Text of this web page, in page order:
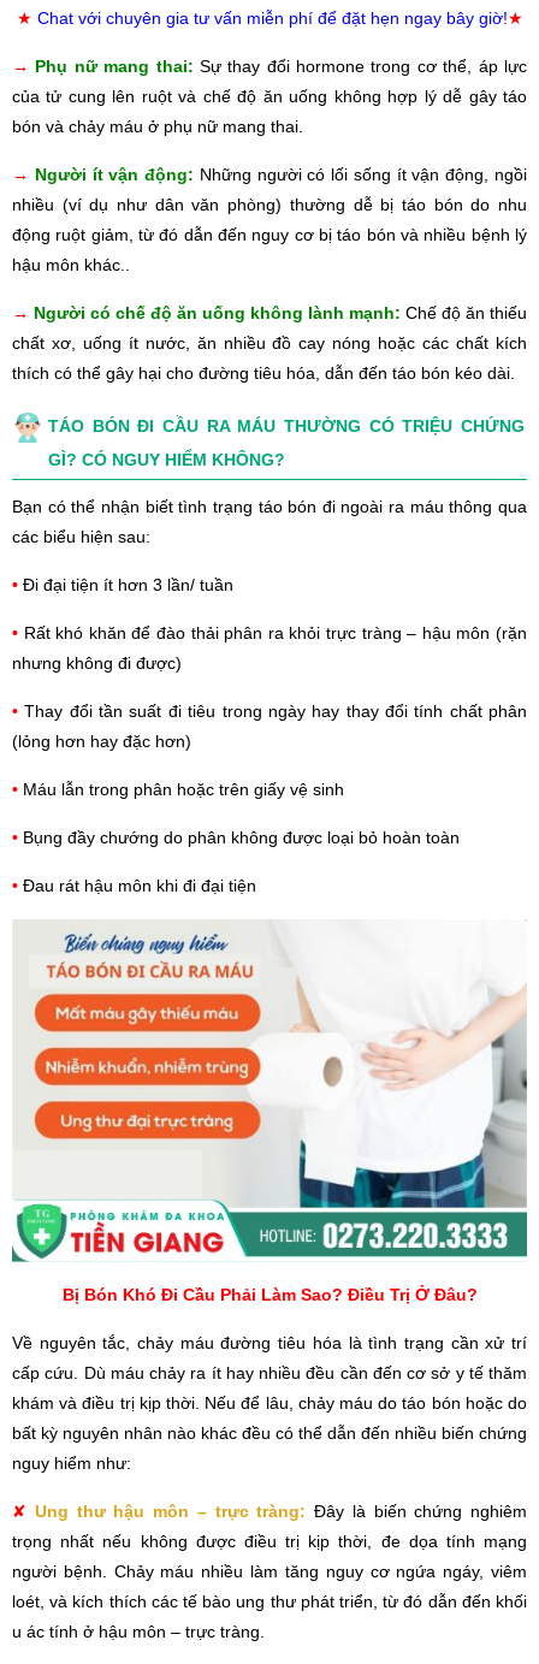
★ Chat với chuyên gia tư vấn miễn phí để đặt hẹn ngay bây giờ!★
→ Phụ nữ mang thai: Sự thay đổi hormone trong cơ thể, áp lực
của tử cung lên ruột và chế độ ăn uống không hợp lý dễ gây táo
bón và chảy máu ở phụ nữ mang thai.
→ Người ít vận động: Những người có lối sống ít vận động, ngồi
nhiều (ví dụ như dân văn phòng) thường dễ bị táo bón do nhu
động ruột giảm, từ đó dẫn đến nguy cơ bị táo bón và nhiều bệnh lý
hậu môn khác..
→ Người có chế độ ăn uống không lành mạnh: Chế độ ăn thiếu
chất xơ, uống ít nước, ăn nhiều đồ cay nóng hoặc các chất kích
thích có thể gây hại cho đường tiêu hóa, dẫn đến táo bón kéo dài.
TÁO BÓN ĐI CẦU RA MÁU THƯỜNG CÓ TRIỆU CHỨNG
GÌ? CÓ NGUY HIỂM KHÔNG?
Bạn có thể nhận biết tình trạng táo bón đi ngoài ra máu thông qua
các biểu hiện sau:
• Đi đại tiện ít hơn 3 lần/ tuần
• Rất khó khăn để đào thải phân ra khỏi trực tràng – hậu môn (rặn
nhưng không đi được)
•Thay đổi tần suất đi tiêu trong ngày hay thay đổi tính chất phân
(lỏng hơn hay đặc hơn)
• Máu lẫn trong phân hoặc trên giấy vệ sinh
• Bụng đầy chướng do phân không được loại bỏ hoàn toàn
• Đau rát hậu môn khi đi đại tiện
Bị Bón Khó Đi Cầu Phải Làm Sao? Điều Trị Ở Đâu?
Về nguyên tắc, chảy máu đường tiêu hóa là tình trạng cần xử trí
cấp cứu. Dù máu chảy ra ít hay nhiều đều cần đến cơ sở y tế thăm
khám và điều trị kịp thời. Nếu để lâu, chảy máu do táo bón hoặc do
bất kỳ nguyên nhân nào khác đều có thể dẫn đến nhiều biến chứng
nguy hiểm như:
✘ Ung thư hậu môn – trực tràng: Đây là biến chứng nghiêm
trọng nhất nếu không được điều trị kịp thời, đe dọa tính mạng
người bệnh. Chảy máu nhiều làm tăng nguy cơ ngứa ngáy, viêm
loét, và kích thích các tế bào ung thư phát triển, từ đó dẫn đến khối
u ác tính ở hậu môn – trực tràng.